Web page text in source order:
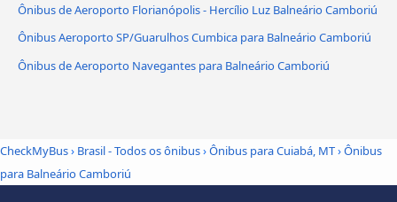
Ônibus de Aeroporto Florianópolis - Hercílio Luz Balneário Camboriú
Ônibus Aeroporto SP/Guarulhos Cumbica para Balneário Camboriú
Ônibus de Aeroporto Navegantes para Balneário Camboriú
CheckMyBus› Brasil - Todos os ônibus›Ônibus para Cuiabá, MT›Ônibus
para Balneário Camboriú